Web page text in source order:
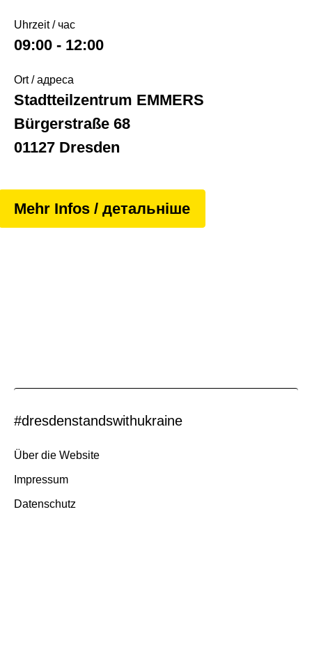
Uhrzeit / час
09:00 - 12:00
Ort / адреса
Stadtteilzentrum EMMERS
Bürgerstraße 68
01127 Dresden
Mehr Infos / детальніше
#dresdenstandswithukraine
Über die Website
Impressum
Datenschutz